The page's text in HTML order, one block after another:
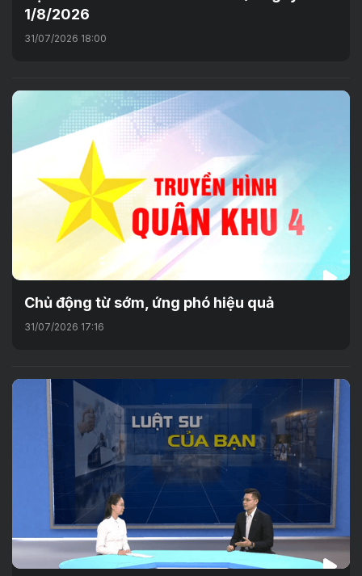
1/8/2026
31/07/2026 18:00
Chủ động từ sớm, ứng phó hiệu quả
31/07/2026 17:16